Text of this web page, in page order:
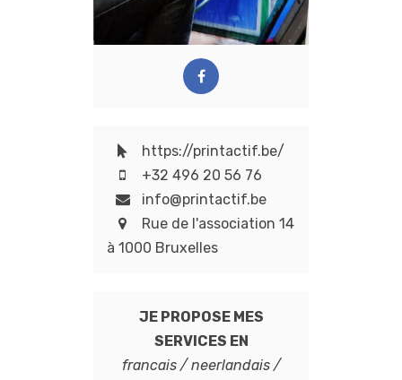
https://printactif.be/
+32 496 20 56 76
info@printactif.be
Rue de l'association 14
à 1000 Bruxelles
JE PROPOSE MES
SERVICES EN
francais / neerlandais /